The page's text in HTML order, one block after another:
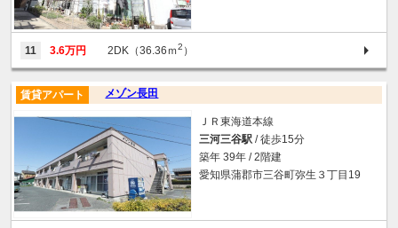
11 3.6万円 2DK（36.36ｍ2 ）
メゾン長田
賃貸アパート
ＪＲ東海道本線
三河三谷駅 / 徒歩15分
築年 39年 / 2階建
愛知県蒲郡市三谷町弥生３丁目19